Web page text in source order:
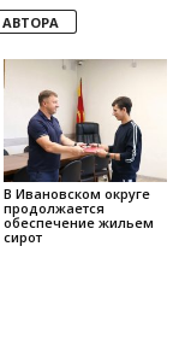
В Ивановском округе
продолжается
обеспечение жильем
сирот